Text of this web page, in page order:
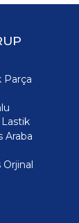
Parça
Araba